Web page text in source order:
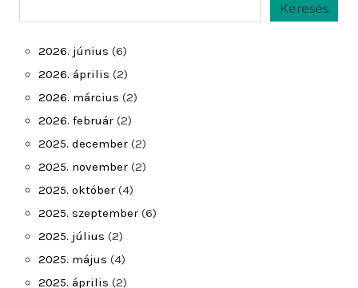
Keresés
2026. június (6)
2026. április (2)
2026. március (2)
2026. február (2)
2025. december (2)
2025. november (2)
2025. október (4)
2025. szeptember (6)
2025. július (2)
2025. május (4)
2025. április (2)